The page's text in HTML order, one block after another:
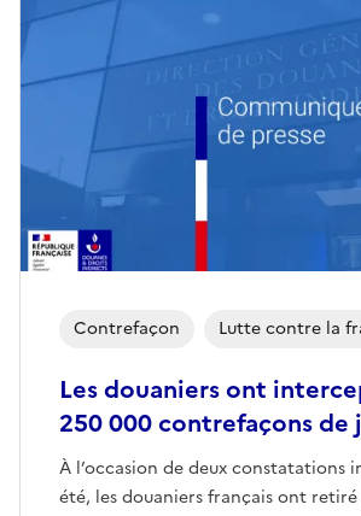
Contrefaçon Lutte contre la
Les douaniers ont
250 000 contrefaçons de
À l’occasion de deux constatations
été, les douaniers français ont